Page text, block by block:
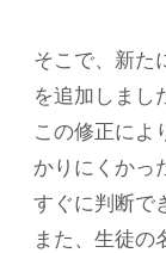
そこで、新た
を追加しまし
この修正によ
かりにくかっ
すぐに判断で
また、生徒の